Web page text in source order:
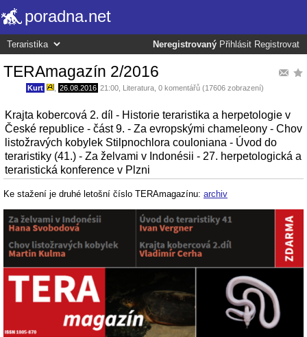
poradna.net
Neregistrovaný Přihlásit Registrovat
TERAmagazín 2/2016
Kurt 26.08.2016 21:00 Literatura , 0 komentářů (17606 zobrazení)
Krajta kobercová 2. díl - Historie teraristika a herpetologie v
České republice - část 9. - Za evropskými chameleony - Chov
listožravých kobylek Stilpnochlora couloniana - Úvod do
teraristiky (41.) - Za želvami v Indonésii - 27. herpetologická a
teraristická konference v Plzni
Ke stažení je druhé letošní číslo TERAmagazínu: archiv